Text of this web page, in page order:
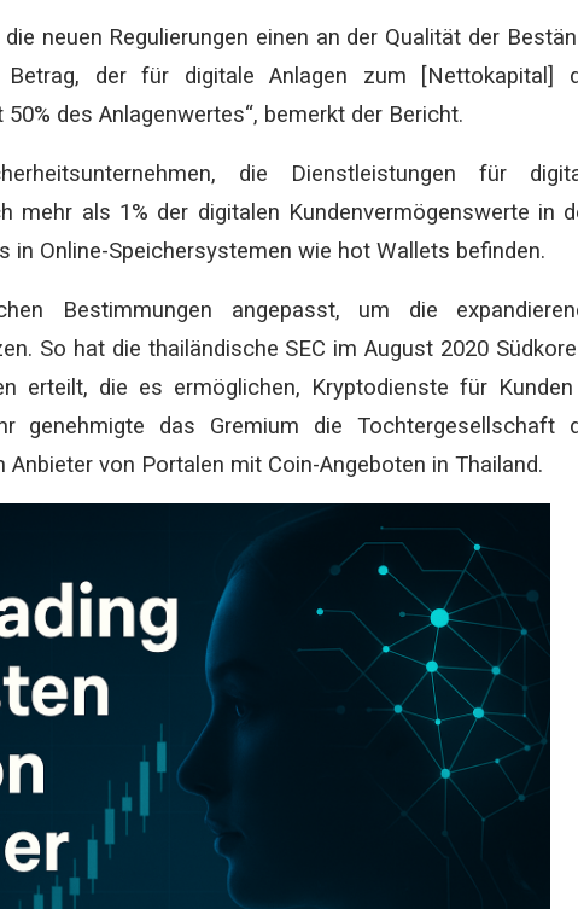
neuen Regulierungen einen an der Qualität der
der für digitale Anlagen zum [Nettokapital]
des Anlagenwertes“, bemerkt der Bericht.
die Dienstleistungen für
mehr als 1% der digitalen Kundenvermögenswerte in
in Online-Speichersystemen wie hot Wallets befinden.
Bestimmungen angepasst, um die
So hat die thailändische SEC im August 2020
erteilt, die es ermöglichen, Kryptodienste für
genehmigte das Gremium die Tochtergesellschaft
von Portalen mit Coin-Angeboten in Thailand.